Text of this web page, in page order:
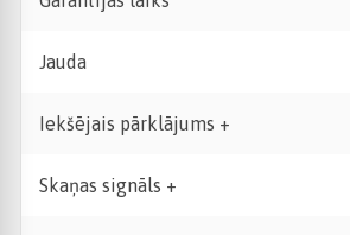
Jauda
Iekšējais pārklājums +
Skaņas signāls +